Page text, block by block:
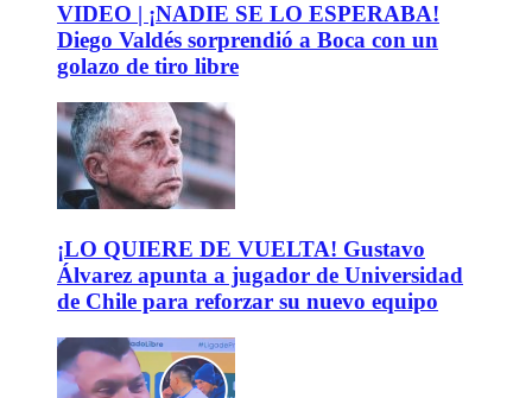
VIDEO | ¡NADIE SE LO ESPERABA!
Diego Valdés sorprendió a Boca con un
golazo de tiro libre
¡LO QUIERE DE VUELTA! Gustavo
Álvarez apunta a jugador de Universidad
de Chile para reforzar su nuevo equipo